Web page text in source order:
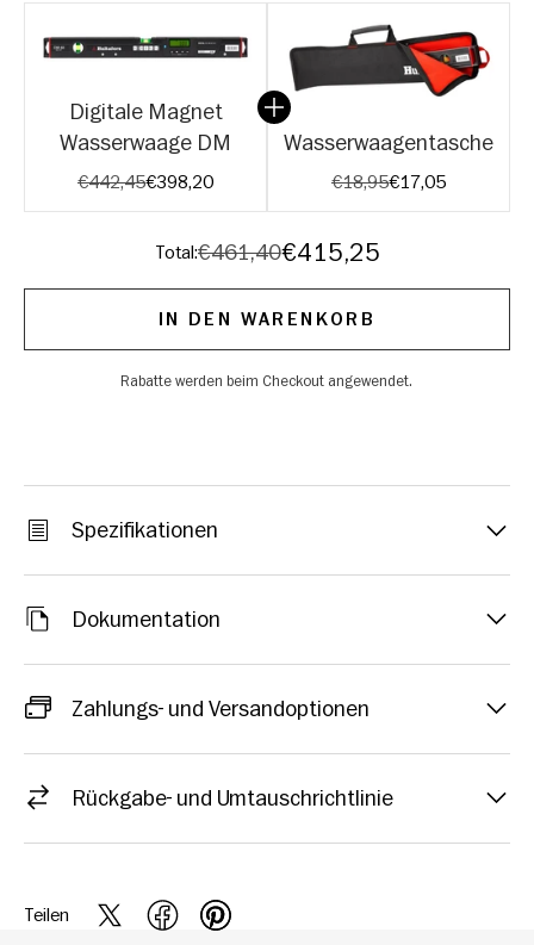
Digitale Magnet
Wasserwaage DM
Original price:
€442,45Current price:
€398,20
Wasserwaagentasche
Original price:
€18,95Current price:
€17,05
Total:Original price
€461,40Discounted price
€415,25
IN DEN WARENKORB
Rabatte werden beim Checkout angewendet.
Spezifikationen
Dokumentation
Zahlungs- und Versandoptionen
Rückgabe- und Umtauschrichtlinie
Teilen